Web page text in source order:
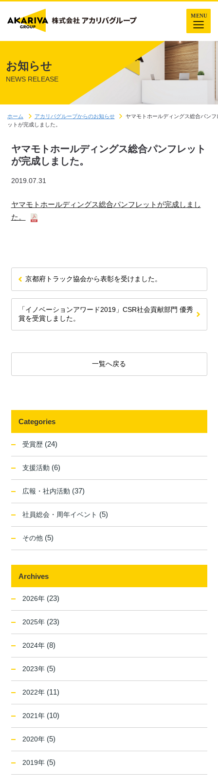
お知らせ
NEWS RELEASE
ホーム アカリバグループからのお知らせ
ヤマモトホールディングス総合パンフ
ットが完成しました。
ヤマモトホールディングス総合パンフレット
が完成しました。
2019.07.31
ヤマモトホールディングス総合パンフレットが完成しまし
た。
京都府トラック協会から表彰を受けました。
一覧へ戻る
「イノベーションアワード2019」CSR社会貢献部門 優秀
賞を受賞しました。
Categories
受賞歴 (24)
支援活動 (6)
広報・社内活動 (37)
社員総会・周年イベント (5)
その他 (5)
Archives
2026年 (23)
2025年 (23)
2024年 (8)
2023年 (5)
2022年 (11)
2021年 (10)
2020年 (5)
2019年 (5)